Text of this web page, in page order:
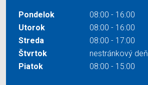
Pondelok
08:00 - 16:00
Utorok
08:00 - 16:00
Streda
08:00 - 17:00
Štvrtok
nestránkový deň
Piatok
08:00 - 15:00